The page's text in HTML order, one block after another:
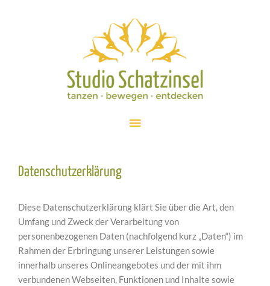
Datenschutzerklärung
Diese Datenschutzerklärung klärt Sie über die Art, den
Umfang und Zweck der Verarbeitung von
personenbezogenen Daten (nachfolgend kurz „Daten“) im
Rahmen der Erbringung unserer Leistungen sowie
innerhalb unseres Onlineangebotes und der mit ihm
verbundenen Webseiten, Funktionen und Inhalte sowie